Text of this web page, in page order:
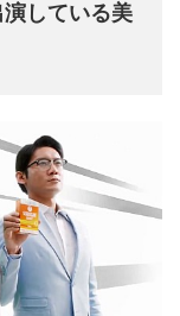
している美